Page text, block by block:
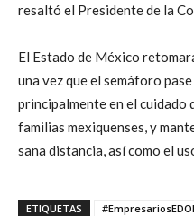
resaltó el Presidente de la
El Estado de México
una vez que el semáforo
principalmente en el cuidado
familias mexiquenses, y
sana distancia, así como el
ETIQUETAS